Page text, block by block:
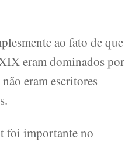
ao fato de que
eram dominados por
eram escritores
foi importante no